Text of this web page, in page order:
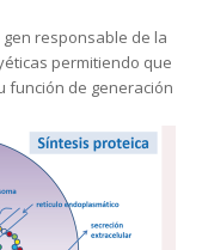
responsable de la
permitiendo que
función de generación